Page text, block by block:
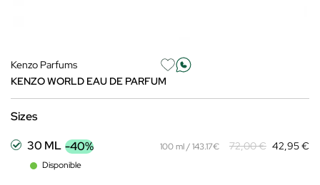
Kenzo Parfums
KENZO WORLD EAU DE PARFUM
Sizes
30 ML -40%
Disponible
100 ml / 143.17€ 72,00 € 42,95 €